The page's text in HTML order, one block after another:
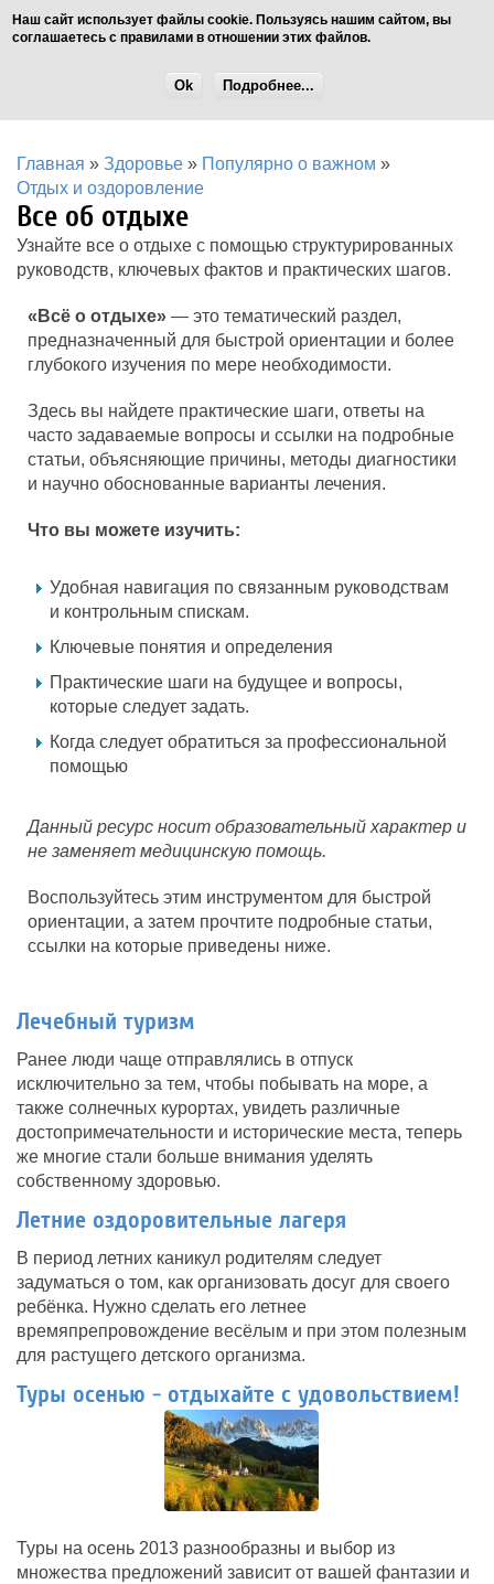
Наш сайт использует файлы cookie. Пользуясь нашим сайтом, вы
соглашаетесь с правилами в отношении этих файлов.
Ok Подробнее...
Главная » Здоровье » Популярно о важном »
Отдых и оздоровление
Все об отдыхе
Узнайте все о отдыхе с помощью структурированных
руководств, ключевых фактов и практических шагов.
«Всё о отдыхе» — это тематический раздел,
предназначенный для быстрой ориентации и более
глубокого изучения по мере необходимости.
Здесь вы найдете практические шаги, ответы на
часто задаваемые вопросы и ссылки на подробные
статьи, объясняющие причины, методы диагностики
и научно обоснованные варианты лечения.
Что вы можете изучить:
Удобная навигация по связанным руководствам
и контрольным спискам.
Ключевые понятия и определения
Практические шаги на будущее и вопросы,
которые следует задать.
Когда следует обратиться за профессиональной
помощью
Данный ресурс носит образовательный характер и
не заменяет медицинскую помощь.
Воспользуйтесь этим инструментом для быстрой
ориентации, а затем прочтите подробные статьи,
ссылки на которые приведены ниже.
Лечебный туризм
Ранее люди чаще отправлялись в отпуск
исключительно за тем, чтобы побывать на море, а
также солнечных курортах, увидеть различные
достопримечательности и исторические места, теперь
же многие стали больше внимания уделять
собственному здоровью.
Летние оздоровительные лагеря
В период летних каникул родителям следует
задуматься о том, как организовать досуг для своего
ребёнка. Нужно сделать его летнее
времяпрепровождение весёлым и при этом полезным
для растущего детского организма.
Туры осенью - отдыхайте с удовольствием!
Туры на осень 2013 разнообразны и выбор из
множества предложений зависит от вашей фантазии и